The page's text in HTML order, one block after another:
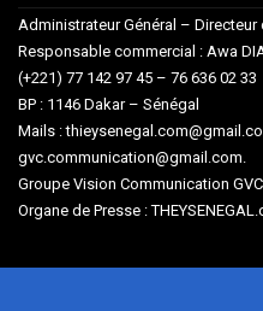
Administrateur Général –
Responsable commercial : Awa
(+221) 77 142 97 45 – 76 636 02 33
BP : 1146 Dakar – Sénégal
Mails :
gvc.communication@gmail.com.
Groupe Vision Communication
Organe de Presse :